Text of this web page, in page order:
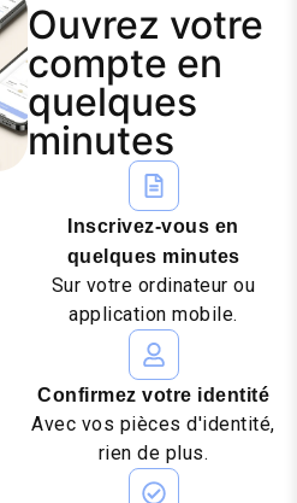
Ouvrez votre
compte en
quelques
minutes
Inscrivez-vous en
quelques minutes
Sur votre ordinateur ou
application mobile.
Confirmez votre identité
Avec vos pièces d'identité,
rien de plus.